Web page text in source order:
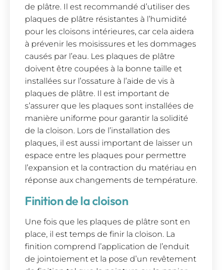
de plâtre. Il est recommandé d’utiliser des
plaques de plâtre résistantes à l’humidité
pour les cloisons intérieures, car cela aidera
à prévenir les moisissures et les dommages
causés par l’eau. Les plaques de plâtre
doivent être coupées à la bonne taille et
installées sur l’ossature à l’aide de vis à
plaques de plâtre. Il est important de
s’assurer que les plaques sont installées de
manière uniforme pour garantir la solidité
de la cloison. Lors de l’installation des
plaques, il est aussi important de laisser un
espace entre les plaques pour permettre
l’expansion et la contraction du matériau en
réponse aux changements de température.
Finition de la cloison
Une fois que les plaques de plâtre sont en
place, il est temps de finir la cloison. La
finition comprend l’application de l’enduit
de jointoiement et la pose d’un revêtement